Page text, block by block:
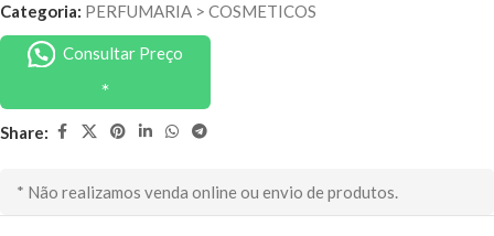
Categoria: PERFUMARIA > COSMETICOS
Consultar Preço
Share:
* Não realizamos venda online ou envio de produtos.